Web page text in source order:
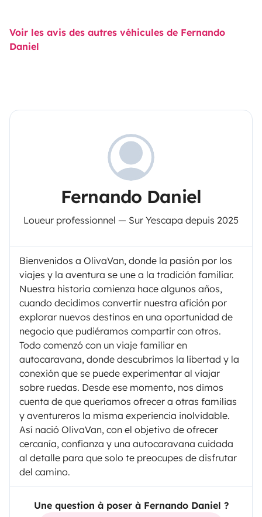
Voir les avis des autres véhicules de Fernando
Daniel
Fernando Daniel
Loueur professionnel — Sur Yescapa depuis 2025
Bienvenidos a OlivaVan, donde la pasión por los
viajes y la aventura se une a la tradición familiar.
Nuestra historia comienza hace algunos años,
cuando decidimos convertir nuestra afición por
explorar nuevos destinos en una oportunidad de
negocio que pudiéramos compartir con otros.
Todo comenzó con un viaje familiar en
autocaravana, donde descubrimos la libertad y la
conexión que se puede experimentar al viajar
sobre ruedas. Desde ese momento, nos dimos
cuenta de que queríamos ofrecer a otras familias
y aventureros la misma experiencia inolvidable.
Así nació OlivaVan, con el objetivo de ofrecer
cercanía, confianza y una autocaravana cuidada
al detalle para que solo te preocupes de disfrutar
del camino.
Une question à poser à Fernando Daniel ?